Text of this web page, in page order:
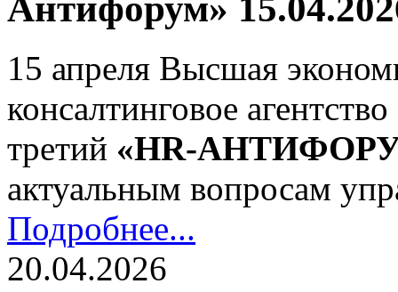
15 апреля Высшая
консалтинговое
третий «HR-
актуальным вопросам
Подробнее...
20.04.2026